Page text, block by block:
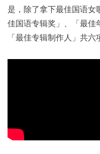
是，除了拿下最佳国语女
佳国语专辑奖」、「最佳
「最佳专辑制作人」共六